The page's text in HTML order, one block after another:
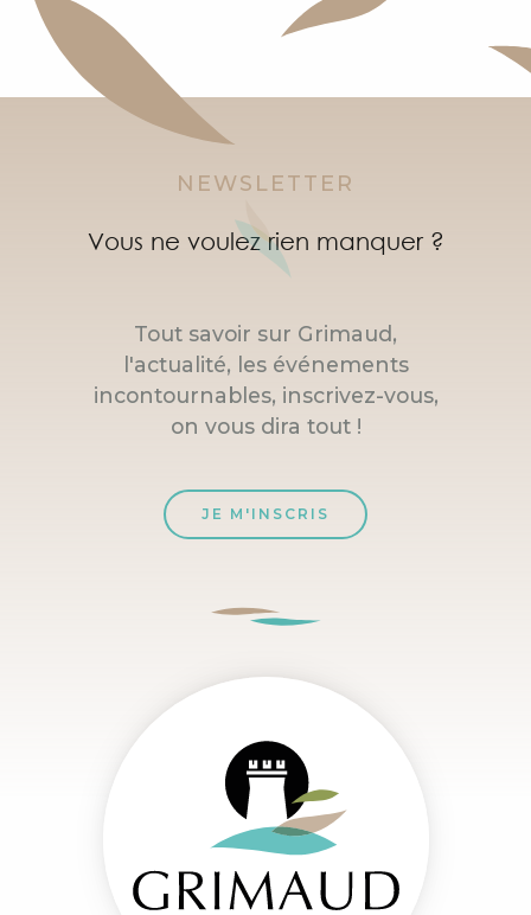
NEWSLETTER
Vous ne voulez rien manquer ?
Tout savoir sur Grimaud,
l'actualité, les événements
incontournables, inscrivez-vous,
on vous dira tout !
JE M'INSCRIS